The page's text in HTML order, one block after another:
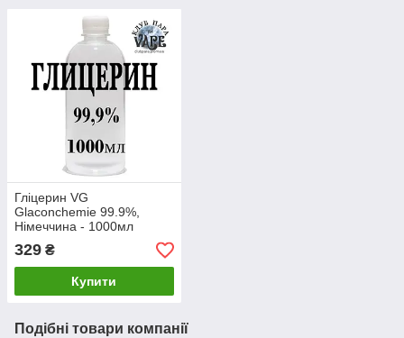
Гліцерин VG
Glaconchemie 99.9%,
Німеччина - 1000мл
329 ₴
Купити
Подібні товари компанії